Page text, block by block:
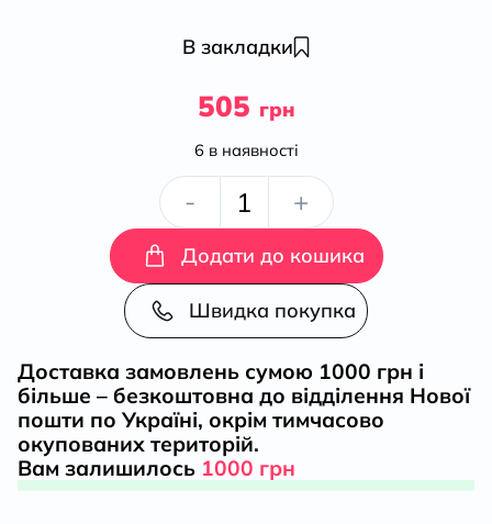
В закладки
505 грн
6 в наявності
-
Санченко
А.
Дайджести
війни.
2022
+
Додати до кошика
Швидка покупка
Доставка замовлень сумою 1000 грн і
більше – безкоштовна до відділення Нової
пошти по Україні, окрім тимчасово
окупованих територій.
Вам залишилось 1000 грн